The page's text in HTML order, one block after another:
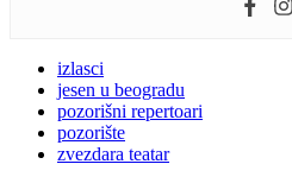
izlasci
jesen u beogradu
pozorišni repertoari
pozorište
zvezdara teatar